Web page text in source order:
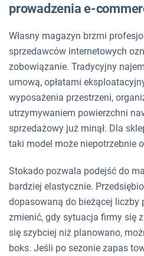
prowadzenia e-
Własny magazyn brzmi
sprzedawców internetowych
zobowiązanie. Tradycyjny
umową, opłatami
wyposażenia przestrzeni,
utrzymywaniem powierzchni
sprzedażowy już minął. Dla
taki model może niepotrzebnie
Stokado pozwala podejść do
bardziej elastycznie.
dopasowaną do bieżącej liczby
zmienić, gdy sytuacja firmy się
się szybciej niż planowano,
boks. Jeśli po sezonie zapas